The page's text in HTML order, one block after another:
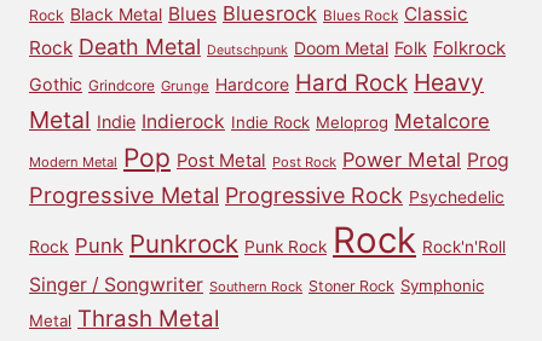
Rock Black Metal Blues Bluesrock Blues Rock Classic
Rock Death Metal Deutschpunk Doom Metal Folk Folkrock
Gothic Grindcore Grunge Hardcore Hard Rock Heavy
Metal Indie Indierock Indie Rock Meloprog Metalcore
Modern Metal Pop Post Metal Post Rock Power Metal Prog
Progressive Metal Progressive Rock Psychedelic
Rock Punk Punkrock Punk Rock Rock Rock'n'Roll
Singer / Songwriter Southern Rock Stoner Rock Symphonic
Metal Thrash Metal